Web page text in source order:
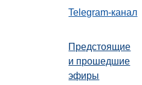
Telegram-канал
Предстоящие
и прошедшие
эфиры